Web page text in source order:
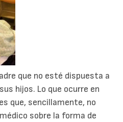
que no esté dispuesta a
hijos. Lo que ocurre en
que, sencillamente, no
sobre la forma de